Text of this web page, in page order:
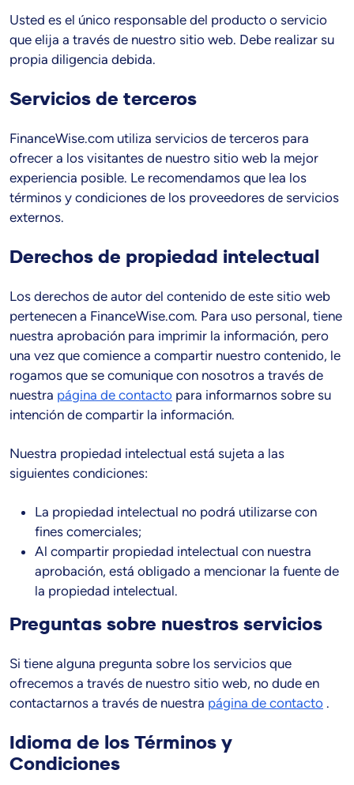
Usted es el único responsable del producto o servicio
que elija a través de nuestro sitio web. Debe realizar su
propia diligencia debida.
Servicios de terceros
FinanceWise.com utiliza servicios de terceros para
ofrecer a los visitantes de nuestro sitio web la mejor
experiencia posible. Le recomendamos que lea los
términos y condiciones de los proveedores de servicios
externos.
Derechos de propiedad intelectual
Los derechos de autor del contenido de este sitio web
pertenecen a FinanceWise.com. Para uso personal, tiene
nuestra aprobación para imprimir la información, pero
una vez que comience a compartir nuestro contenido, le
rogamos que se comunique con nosotros a través de
nuestra página de contacto para informarnos sobre su
intención de compartir la información.
Nuestra propiedad intelectual está sujeta a las
siguientes condiciones:
La propiedad intelectual no podrá utilizarse con
fines comerciales;
Al compartir propiedad intelectual con nuestra
aprobación, está obligado a mencionar la fuente de
la propiedad intelectual.
Preguntas sobre nuestros servicios
Si tiene alguna pregunta sobre los servicios que
ofrecemos a través de nuestro sitio web, no dude en
contactarnos a través de nuestra página de contacto .
Idioma de los Términos y
Condiciones